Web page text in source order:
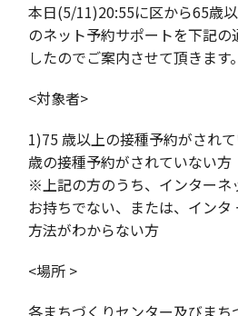
本日(5/11)20:55に区から65歳
のネット予約サポートを下記
したのでご案内させて頂きます。
<対象者>
1)75 歳以上の接種予約がされ
歳の接種予約がされていない方
※上記の方のうち、インターネ
お持ちでない、または、イン
方法がわからない方
<場所 >
各まちづくりセンター及びま